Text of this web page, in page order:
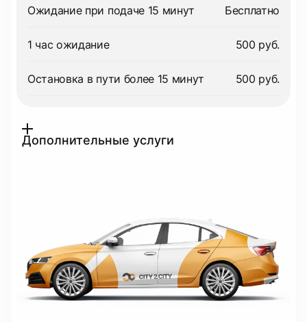
Ожидание при подаче 15 минут Бесплатно
1 час ожидание 500 руб.
Остановка в пути более 15 минут 500 руб.
Дополнительные услуги